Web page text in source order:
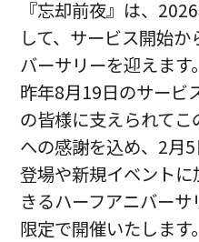
『忘却前夜』は、
して、サービス開始
バーサリーを迎えます。
昨年8月19日のサービ
の皆様に支えられて
への感謝を込め、2月
登場や新規イベント
きるハーフアニバー
限定で開催いたします。